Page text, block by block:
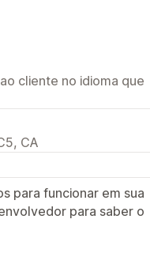
cliente no idioma que
CA
para funcionar em sua
para saber o